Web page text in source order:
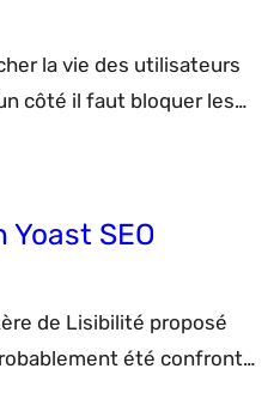
la vie des utilisateurs
côté il faut bloquer les
Découvrez les
SEO
de Lisibilité proposé
été confronté